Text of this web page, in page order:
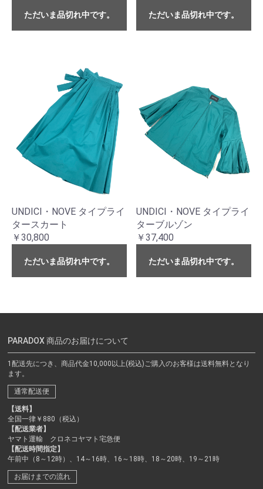
ただいま品切れ中です。 ただいま品切れ中です。
UNDICI・NOVE タイプライ
タースカート
￥30,800
ただいま品切れ中です。
UNDICI・NOVE タイプライ
ターブルゾン
￥37,400
ただいま品切れ中です。
PARADOX 商品のお届けについて
1配送先につき、商品代金10,000以上(税込)ご購入のお客様は送料無料となり
ます。
通常配送便
【送料】
全国一律￥880（税込）
【配送業者】
ヤマト運輸 クロネコヤマト宅急便
【配送時間指定】
午前中（8～12時）、14～16時、16～18時、18～20時、19～21時
お届けまでの流れ